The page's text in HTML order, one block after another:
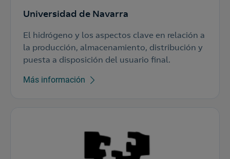
Universidad de Navarra
El hidrógeno y los aspectos clave en relación a
la producción, almacenamiento, distribución y
puesta a disposición del usuario final.
Más información